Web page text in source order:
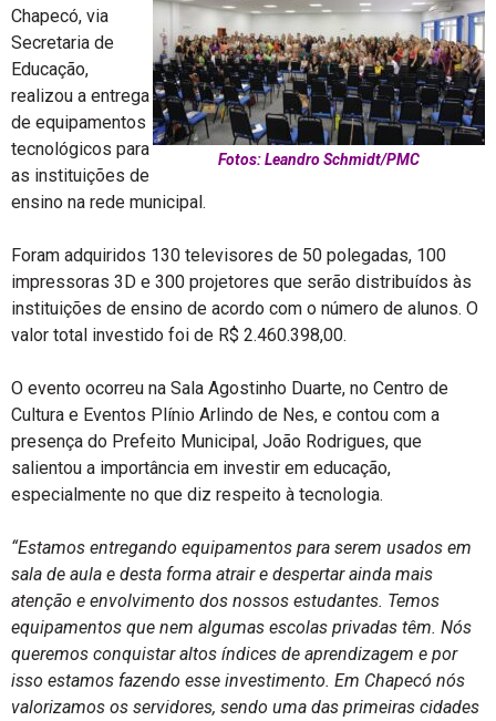
Fotos: Leandro Schmidt/PMC
Chapecó, via
Secretaria de
Educação,
realizou a entrega
de equipamentos
tecnológicos para
as instituições de
ensino na rede municipal.
Foram adquiridos 130 televisores de 50 polegadas, 100
impressoras 3D e 300 projetores que serão distribuídos às
instituições de ensino de acordo com o número de alunos. O
valor total investido foi de R$ 2.460.398,00.
O evento ocorreu na Sala Agostinho Duarte, no Centro de
Cultura e Eventos Plínio Arlindo de Nes, e contou com a
presença do Prefeito Municipal, João Rodrigues, que
salientou a importância em investir em educação,
especialmente no que diz respeito à tecnologia.
“Estamos entregando equipamentos para serem usados em
sala de aula e desta forma atrair e despertar ainda mais
atenção e envolvimento dos nossos estudantes. Temos
equipamentos que nem algumas escolas privadas têm. Nós
queremos conquistar altos índices de aprendizagem e por
isso estamos fazendo esse investimento. Em Chapecó nós
valorizamos os servidores, sendo uma das primeiras cidades